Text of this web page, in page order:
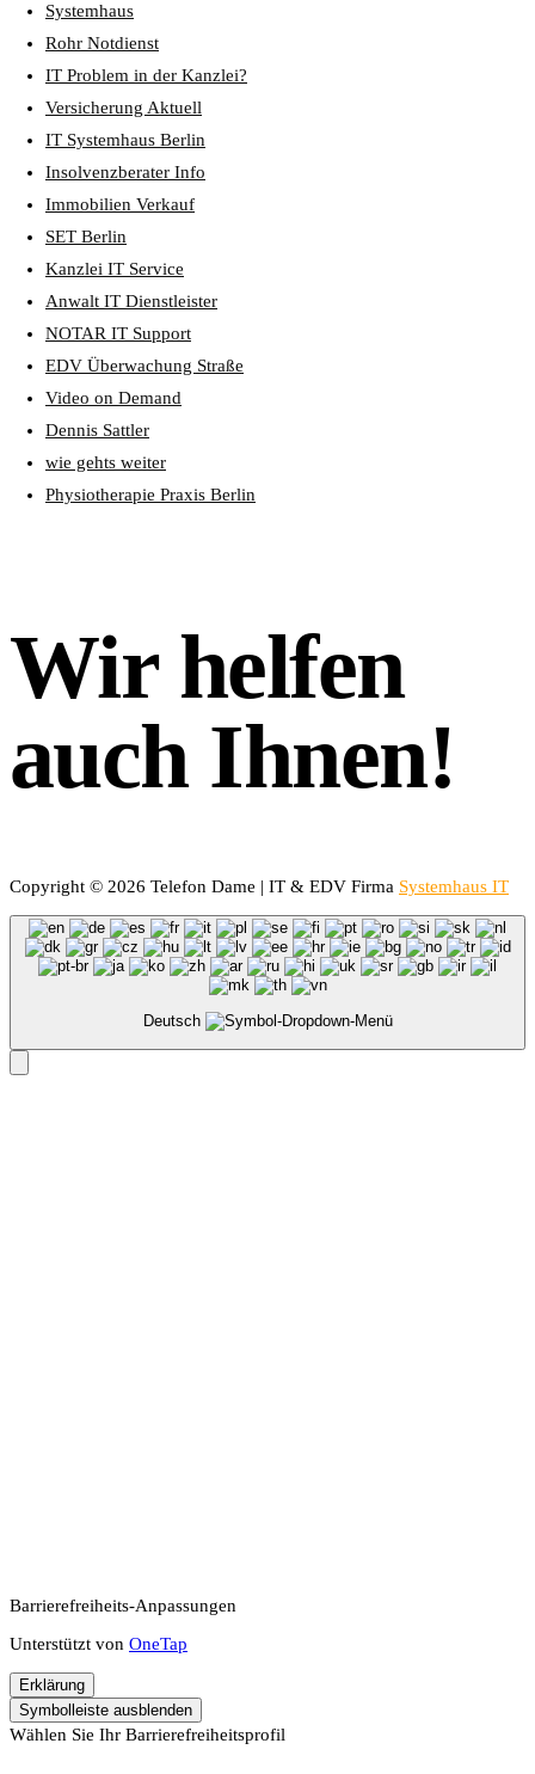
Systemhaus
Rohr Notdienst
IT Problem in der Kanzlei?
Versicherung Aktuell
IT Systemhaus Berlin
Insolvenzberater Info
Immobilien Verkauf
SET Berlin
Kanzlei IT Service
Anwalt IT Dienstleister
NOTAR IT Support
EDV Überwachung Straße
Video on Demand
Dennis Sattler
wie gehts weiter
Physiotherapie Praxis Berlin
Wir helfen
auch Ihnen!
Copyright © 2026 Telefon Dame | IT & EDV Firma Systemhaus IT
Deutsch
Barrierefreiheits-Anpassungen
Unterstützt von OneTap
Erklärung
Symbolleiste ausblenden
Wählen Sie Ihr Barrierefreiheitsprofil